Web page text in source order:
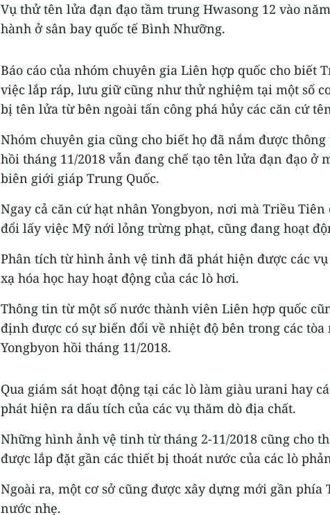
Vụ thử tên lửa đạn đạo tầm trung Hwasong 12 vào
hành ở sân bay quốc tế Bình Nhưỡng.
Báo cáo của nhóm chuyên gia Liên hợp quốc cho biết
việc lắp ráp, lưu giữ cũng như thử nghiệm tại một số
bị tên lửa từ bên ngoài tấn công phá hủy các căn cứ
Nhóm chuyên gia cũng cho biết họ đã nắm được
hồi tháng 11/2018 vẫn đang chế tạo tên lửa đạn đạo ở
biên giới giáp Trung Quốc.
Ngay cả căn cứ hạt nhân Yongbyon, nơi mà Triều Tiên
đổi lấy việc Mỹ nới lỏng trừng phạt, cũng đang hoạt
Phân tích từ hình ảnh vệ tinh đã phát hiện được các
xạ hóa học hay hoạt động của các lò hơi.
Thông tin từ một số nước thành viên Liên hợp quốc
định được có sự biến đổi về nhiệt độ bên trong các tòa
Yongbyon hồi tháng 11/2018.
Qua giám sát hoạt động tại các lò làm giàu urani hay
phát hiện ra dấu tích của các vụ thăm dò địa chất.
Những hình ảnh vệ tinh từ tháng 2-11/2018 cũng cho
được lắp đặt gần các thiết bị thoát nước của các lò
Ngoài ra, một cơ sở cũng được xây dựng mới gần phía
nước nhẹ.